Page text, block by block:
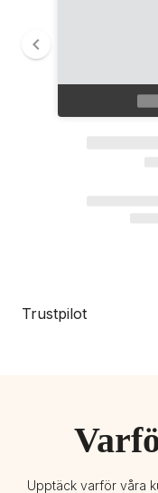
Trustpilot
Upptäck varför våra